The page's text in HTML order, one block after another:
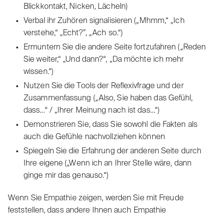
Blickkontakt, Nicken, Lächeln)
Verbal ihr Zuhören signalisieren („Mhmm,“ „Ich
verstehe,“ „Echt?”, „Ach so.“)
Ermuntern Sie die andere Seite fortzufahren („Reden
Sie weiter,“ „Und dann?“, „Da möchte ich mehr
wissen.“)
Nutzen Sie die Tools der Reflexivfrage und der
Zusammenfassung („Also, Sie haben das Gefühl,
dass…“ / „Ihrer Meinung nach ist das…“)
Demonstrieren Sie, dass Sie sowohl die Fakten als
auch die Gefühle nachvollziehen können
Spiegeln Sie die Erfahrung der anderen Seite durch
Ihre eigene („Wenn ich an Ihrer Stelle wäre, dann
ginge mir das genauso.“)
Wenn Sie Empathie zeigen, werden Sie mit Freude
feststellen, dass andere Ihnen auch Empathie